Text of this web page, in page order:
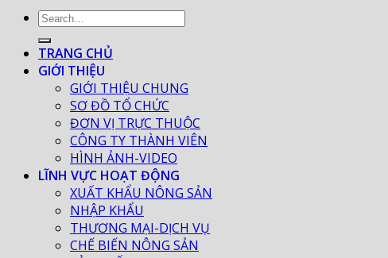
TRANG CHỦ
GIỚI THIỆU
GIỚI THIỆU CHUNG
SƠ ĐỒ TỔ CHỨC
ĐƠN VỊ TRỰC THUỘC
CÔNG TY THÀNH VIÊN
HÌNH ẢNH-VIDEO
LĨNH VỰC HOẠT ĐỘNG
XUẤT KHẨU NÔNG SẢN
NHẬP KHẨU
THƯƠNG MẠI-DỊCH VỤ
CHẾ BIẾN NÔNG SẢN